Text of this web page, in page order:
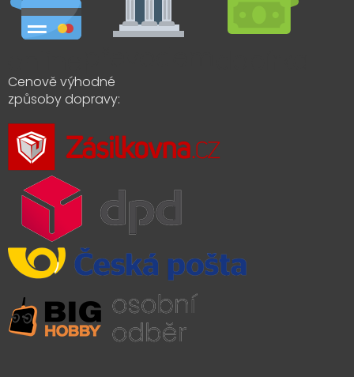
Cenově výhodné
způsoby dopravy: